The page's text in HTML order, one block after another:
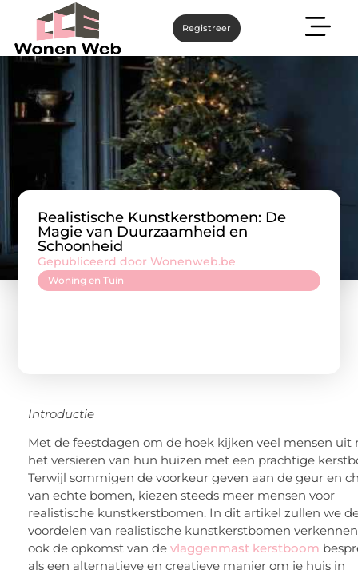
Registreer
Realistische Kunstkerstbomen: De
Magie van Duurzaamheid en
Schoonheid
Woning en Tuin
Gepubliceerd door Wonenweb.be
Introductie
Met de feestdagen om de hoek kijken veel mensen uit
het versieren van hun huizen met een prachtige
Terwijl sommigen de voorkeur geven aan de geur en
van echte bomen, kiezen steeds meer mensen voor
realistische kunstkerstbomen. In dit artikel zullen we
voordelen van realistische kunstkerstbomen
ook de opkomst van devlaggenmast kerstboom
als een alternatieve en creatieve manier om je huis in